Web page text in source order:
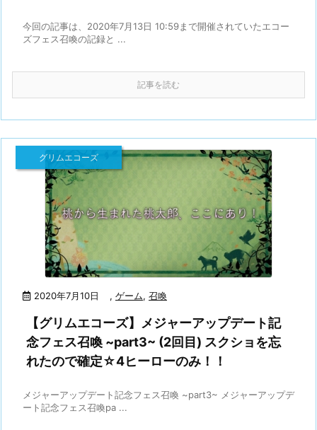
今回の記事は、2020年7月13日 10:59まで開催されていたエコー
ズフェス召喚の記録と ...
記事を読む
2020年7月10日
グリムエコーズ
, ゲーム, 召喚
【グリムエコーズ】メジャーアップデート記
念フェス召喚 ~part3~ (2回目) スクショを忘
れたので確定☆4ヒーローのみ！！
メジャーアップデート記念フェス召喚 ~part3~ メジャーアップデ
ート記念フェス召喚pa ...